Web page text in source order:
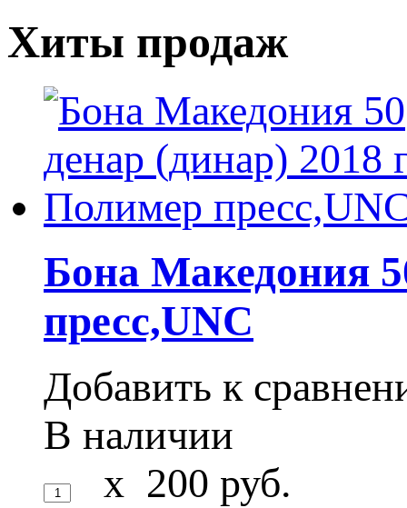
Хиты продаж
Бона Македония
пресс,UNC
Добавить к
В наличии
x 200 руб.